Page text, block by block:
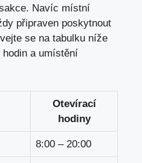
Navíc místní
připraven poskytnout
se na tabulku níže
a umístění
Otevírací
hodiny
8:00 – 20:00